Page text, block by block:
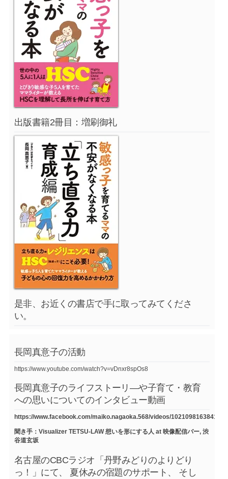
出版書籍2冊目：増刷御礼
是非、お近くの書店で手に取ってみてくださ
い。
長岡真意子の活動
https://www.youtube.com/watch?v=vDnxr8spOs8
長岡真意子のライフストーリ―や子育て・教育
への思いについてのインタビュー動画
https://www.facebook.com/maiko.nagaoka.568/videos/
聞き手：Visualizer TETSU-LAW 想いを形にする人 at 映像配信バー, 渋
谷道玄坂
名古屋のCBCラジオ「丹野みどりのよりどり
っ！」にて、 夏休みの宿題のサポート、 そし